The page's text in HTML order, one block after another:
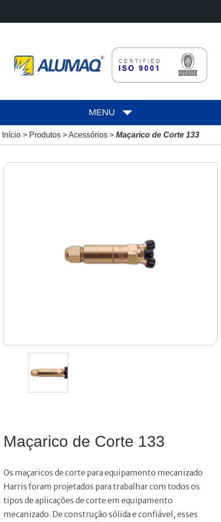
MENU
Início> Produtos>Acessórios> Maçarico de Corte 133
Maçarico de Corte 133
Os maçaricos de corte para equipamento mecanizado
Harris foram projetados para trabalhar com todos os
tipos de aplicações de corte em equipamento
mecanizado. De construção sólida e confiável, esses